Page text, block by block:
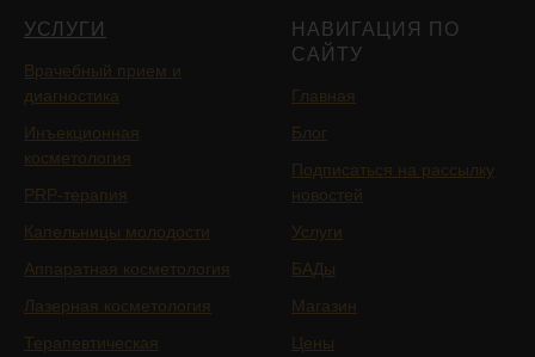
УСЛУГИ
Врачебный прием и
диагностика
Инъекционная
косметология
PRP-терапия
Капельницы молодости
Аппаратная косметология
Лазерная косметология
Терапевтическая
НАВИГАЦИЯ ПО
САЙТУ
Главная
Блог
Подписаться на рассылку
новостей
Услуги
БАДы
Магазин
Цены